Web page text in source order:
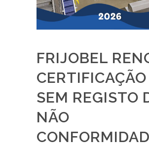
FRIJOBEL
SEM REGISTO
NÃO